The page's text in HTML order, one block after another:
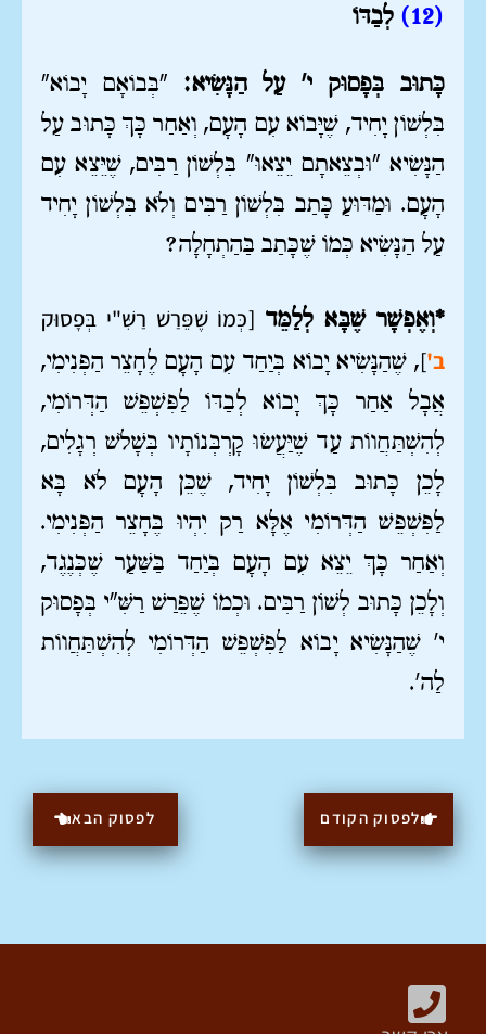
(12
) לְבַדּוֹ
כָּתוּב בְּפָסוּק י' עַל הַנָּשִׂיא:"בְּבוֹאָם יָבוֹא"
בִּלְשׁוֹן יָחִיד, שֶׁיָּבוֹא עִם הָעָם, וְאַחַר כָּךְ כָּתוּב עַל
הַנָּשִׂיא "וּבְצֵאתָם יֵצֵאוּ" בִּלְשׁוֹן רַבִּים, שֶׁיֵּצֵא עִם
הָעָם. וּמַדּוּעַ כָּתַב בִּלְשׁוֹן רַבִּים וְלֹא בִּלְשׁוֹן יָחִיד
עַל הַנָּשִׂיא כְּמוֹ שֶׁכָּתַב בַּהַתְחָלָה?
*וְאֶפְשָׁר שֶׁבָּא לְלַמֵּד [כְּמוֹ שֶׁפֵּרַשׁ רַשִּׁ"י בְּפָסוּק
ב'], שֶׁהַנָּשִׂיא יָבוֹא בְּיַחַד עִם הָעָם לֶחָצֵר הַפְּנִימִי,
אֲבָל אַחַר כָּךְ יָבוֹא לְבַדּוֹ לַפִּשְׁפֵּשׁ הַדְּרוֹמִי,
לְהִשְׁתַּחֲווֹת עַד שֶׁיַּעֲשׂוּ קָרְבְּנוֹתָיו בְּשָׁלֹשׁ רְגָלִים,
לָכֵן כָּתוּב בִּלְשׁוֹן יָחִיד, שֶׁכֵּן הָעָם לֹא בָּא
לַפִּשְׁפֵּשׁ הַדְּרוֹמִי אֶלָּא רַק יִהְיוּ בֶּחָצֵר הַפְּנִימִי.
וְאַחַר כָּךְ יֵצֵא עִם הָעָם בְּיַחַד בַּשַּׁעַר שֶׁכְּנֶגֶד,
וְלָכֵן כָּתוּב לְשׁוֹן רַבִּים. וּכְמוֹ שֶׁפֵּרַשׁ רַשִּׁ"י בְּפָסוּק
י' שֶׁהַנָּשִׂיא יָבוֹא לַפִּשְׁפֵּשׁ הַדְּרוֹמִי לְהִשְׁתַּחֲווֹת
לַה'.
לפסוק הקודם לפסוק הבא